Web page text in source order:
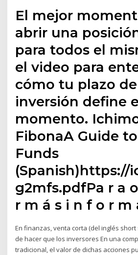
El mejor
abrir una
para todos el
el video para
cómo tu plazo de
inversión define
momento.
FibonaA Guide
Funds
(Spanish)https://
g2mfs.pdfPa r a
r m á s i n f o r m
En finanzas, venta corta (del inglés short
de hacer que los inversores En una
tradicional, el valor de dichas acciones